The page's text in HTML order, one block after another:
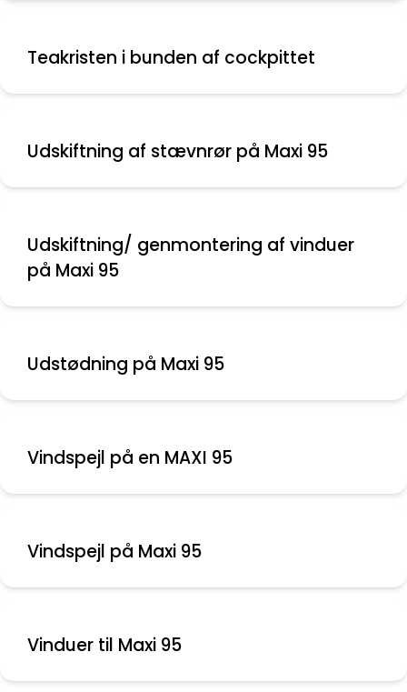
Teakristen i bunden af cockpittet
Udskiftning af stævnrør på Maxi 95
Udskiftning/ genmontering af vinduer
på Maxi 95
Udstødning på Maxi 95
Vindspejl på en MAXI 95
Vinduer til Maxi 95